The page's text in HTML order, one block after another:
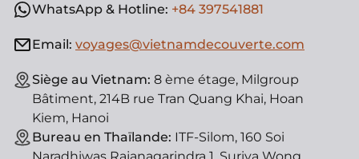
WhatsApp & Hotline: +84 397541881
Email: voyages@vietnamdecouverte.com
Siège au Vietnam: 8 ème étage, Milgroup
Bâtiment, 214B rue Tran Quang Khai, Hoan
Kiem, Hanoi
Bureau en Thaïlande: ITF-Silom, 160 Soi
Naradhiwas Rajanagarindra 1, Suriya Wong,